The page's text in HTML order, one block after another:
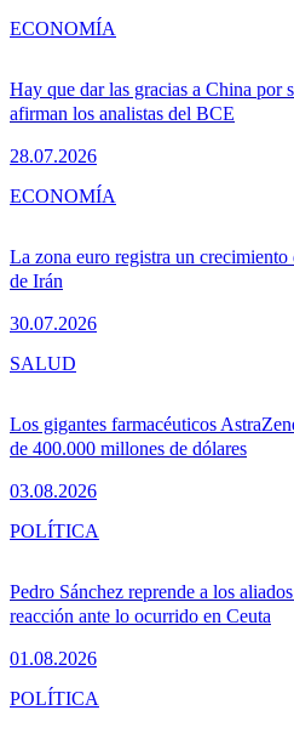
Hay que dar las gracias a China por
afirman los analistas del BCE
28.07.2026
ECONOMÍA
La zona euro registra un crecimiento
de Irán
30.07.2026
ECONOMÍA
Los gigantes farmacéuticos
de 400.000 millones de dólares
03.08.2026
SALUD
Pedro Sánchez reprende a los
reacción ante lo ocurrido en Ceuta
01.08.2026
POLÍTICA
POLÍTICA